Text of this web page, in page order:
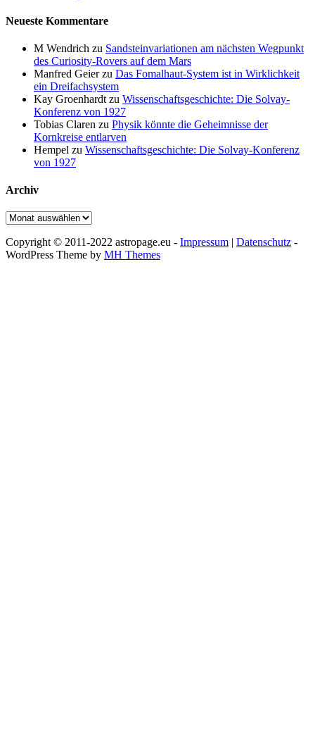
Neueste Kommentare
M Wendrich zu Sandsteinvariationen am nächsten Wegpunkt
des Curiosity-Rovers auf dem Mars
Manfred Geierzu Das Fomalhaut-System ist in Wirklichkeit
ein Dreifachsystem
Kay Groenhardt zu Wissenschaftsgeschichte: Die Solvay-
Konferenz von 1927
Tobias Claren zu Physik könnte die Geheimnisse der
Kornkreise entlarven
Hempel zu Wissenschaftsgeschichte: Die Solvay-Konferenz
von 1927
Archiv
Archiv
Copyright © 2011-2022 astropage.eu - Impressum | Datenschutz -
WordPress Theme by MH Themes